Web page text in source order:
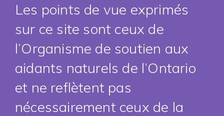
Les points de vue exprimés
sur ce site sont ceux de
l’Organisme de soutien aux
aidants naturels de l’Ontario
et ne reflètent pas
nécessairement ceux de la